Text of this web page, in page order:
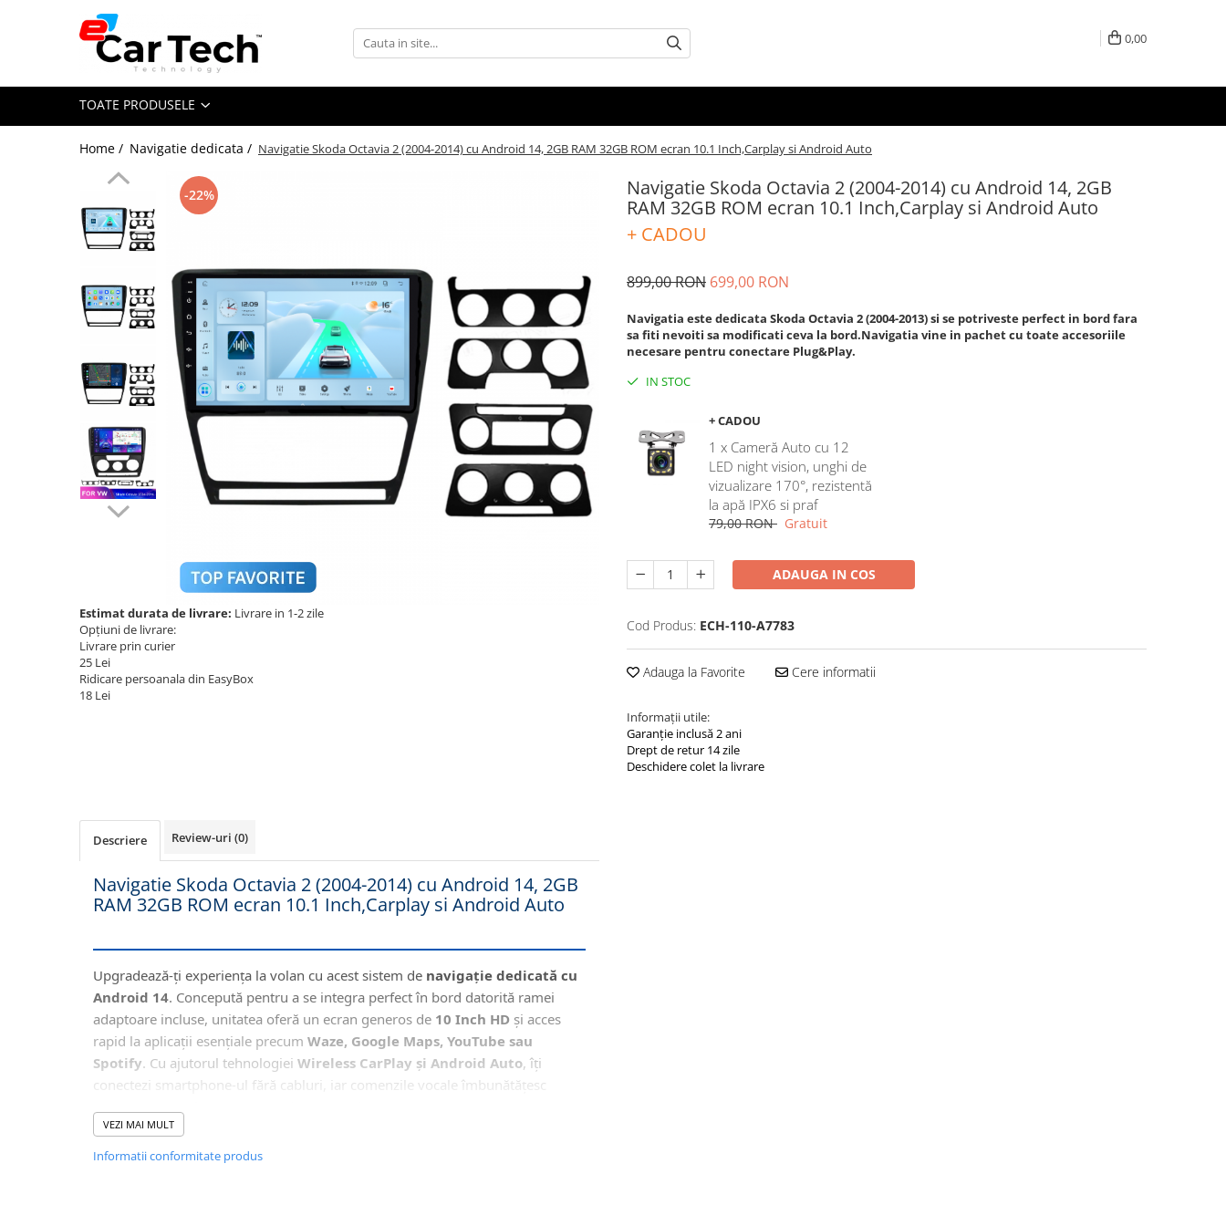
Toate Produsele
Navigatie dedicata
Navigatii Volkswagen
Navigatii Skoda
Navigatii Seat
Navigatii Opel
Navigatii Hyundai
Navigatii Dacia
Navigatii Peugeot
Navigatii Audi
Navigatii BMW
Navigatii Mercedes
Navigatii Fiat
Navigatii Suzuki
Navigatii Mitsubishi
Navigatii Volvo
Navigatii KIA
Navigatii Honda
Navigatii Jeep
Navigatii Porsche
Navigatii Land Rover
Navigatii Iveco
Navigatii Chrysler
Navigatie universala
Playere auto
Navigatii 2 DIN
Navigatie GPS Portabil
0,00
TOATE PRODUSELE
Home / Navigatie dedicata / Navigatie Skoda Octavia 2 (2004-2014) cu Android 14, 2GB RAM 32GB ROM ecran 10.1 Inch,Carplay si Android Auto
Navigatie Skoda Octavia 2 (2004-2014) cu Android 14, 2GB
RAM 32GB ROM ecran 10.1 Inch,Carplay si Android Auto
+ CADOU
-22%
Estimat durata de livrare: Livrare in 1-2 zile
Opțiuni de livrare:
Livrare prin curier
25 Lei
Ridicare persoanala din EasyBox
18 Lei
899,00 RON 699,00 RON
Navigatia este dedicata Skoda Octavia 2 (2004-2013) si se potriveste perfect in bord fara
sa fiti nevoiti sa modificati ceva la bord.Navigatia vine in pachet cu toate accesoriile
necesare pentru conectare Plug&Play.
IN STOC
+ CADOU
1 x Cameră Auto cu 12
LED night vision, unghi de
vizualizare 170°, rezistentă
la apă IPX6 si praf
79,00 RON Gratuit
ADAUGA IN COS
Cod Produs: ECH-110-A7783
Adauga la Favorite Cere informatii
Informații utile:
Garanție inclusă 2 ani
Drept de retur 14 zile
Deschidere colet la livrare
Descriere Review-uri (0)
Navigatie Skoda Octavia 2 (2004-2014) cu Android 14, 2GB
RAM 32GB ROM ecran 10.1 Inch,Carplay si Android Auto
Upgradează-ți experiența la volan cu acest sistem de navigație dedicată cu
Android 14. Concepută pentru a se integra perfect în bord datorită ramei
adaptoare incluse, unitatea oferă un ecran generos de 10 Inch HD și acces
rapid la aplicații esențiale precum Waze, Google Maps, YouTube sau
Spotify. Cu ajutorul tehnologiei Wireless CarPlay și Android Auto, îți
conectezi smartphone-ul fără cabluri, iar comenzile vocale îmbunătățesc
Integrare Perfectă cu Funcțiile Originale (CANBUS)
VEZI MAI MULT
Informatii conformitate produs